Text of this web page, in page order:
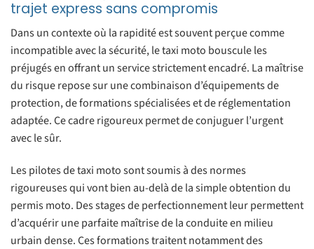
trajet express sans compromis
Dans un contexte où la rapidité est souvent perçue comme
incompatible avec la sécurité, le taxi moto bouscule les
préjugés en offrant un service strictement encadré. La maîtrise
du risque repose sur une combinaison d’équipements de
protection, de formations spécialisées et de réglementation
adaptée. Ce cadre rigoureux permet de conjuguer l’urgent
avec le sûr.
Les pilotes de taxi moto sont soumis à des normes
rigoureuses qui vont bien au-delà de la simple obtention du
permis moto. Des stages de perfectionnement leur permettent
d’acquérir une parfaite maîtrise de la conduite en milieu
urbain dense. Ces formations traitent notamment des